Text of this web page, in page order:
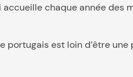
chaque année des
est loin d’être